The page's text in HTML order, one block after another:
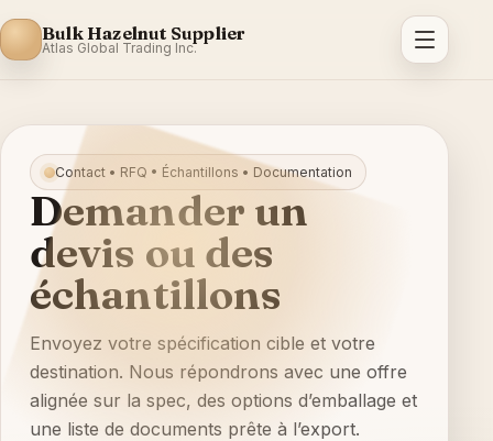
Bulk Hazelnut Supplier
Atlas Global Trading Inc.
Contact • RFQ • Échantillons • Documentation
Demander un
devis ou des
échantillons
Envoyez votre spécification cible et votre
destination. Nous répondrons avec une offre
alignée sur la spec, des options d’emballage et
une liste de documents prête à l’export.